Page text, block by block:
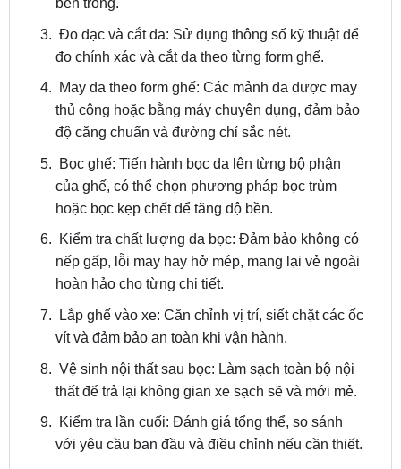
đo chính xác và cắt da theo từng form ghế.
May da theo form ghế: Các mảnh da được may
thủ công hoặc bằng máy chuyên dụng, đảm bảo
độ căng chuẩn và đường chỉ sắc nét.
Bọc ghế: Tiến hành bọc da lên từng bộ phận
của ghế, có thể chọn phương pháp bọc trùm
hoặc bọc kẹp chết để tăng độ bền.
Kiểm tra chất lượng da bọc: Đảm bảo không có
nếp gấp, lỗi may hay hở mép, mang lại vẻ ngoài
hoàn hảo cho từng chi tiết.
Lắp ghế vào xe: Căn chỉnh vị trí, siết chặt các ốc
vít và đảm bảo an toàn khi vận hành.
Vệ sinh nội thất sau bọc: Làm sạch toàn bộ nội
thất để trả lại không gian xe sạch sẽ và mới mẻ.
Kiểm tra lần cuối: Đánh giá tổng thể, so sánh
với yêu cầu ban đầu và điều chỉnh nếu cần thiết.
Bàn giao xe: Bàn giao xe cho khách hàng cùng
hướng dẫn sử dụng và bảo quản da.